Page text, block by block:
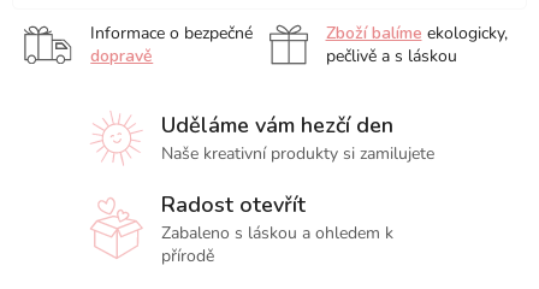
cm
cm
14
cm
Informace o bezpečné
dopravě
Zboží balíme ekologicky,
pečlivě a s láskou
Uděláme vám hezčí den
Naše kreativní produkty si zamilujete
Radost otevřít
Zabaleno s láskou a ohledem k
přírodě